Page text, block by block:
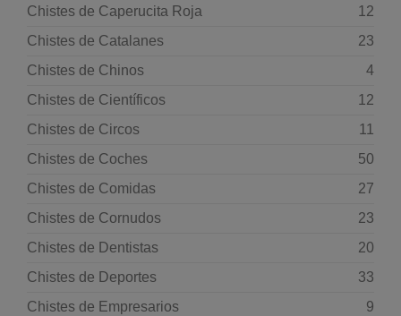
Chistes de Caperucita Roja
12
Chistes de Catalanes
23
Chistes de Chinos
4
Chistes de Científicos
12
Chistes de Circos
11
Chistes de Coches
50
Chistes de Comidas
27
Chistes de Cornudos
23
Chistes de Dentistas
20
Chistes de Deportes
33
Chistes de Empresarios
9